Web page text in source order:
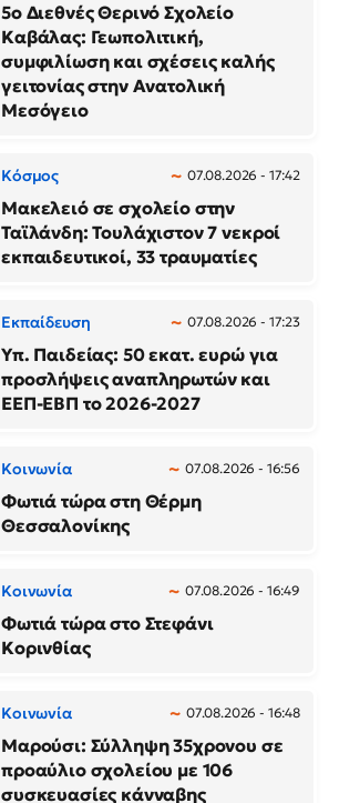
5ο Διεθνές Θερινό Σχολείο
Καβάλας: Γεωπολιτική,
συμφιλίωση και σχέσεις καλής
γειτονίας στην Ανατολική
Μεσόγειο
Κόσμος 07.08.2026 - 17:42
Μακελειό σε σχολείο στην
Ταϊλάνδη: Τουλάχιστον 7 νεκροί
εκπαιδευτικοί, 33 τραυματίες
Εκπαίδευση 07.08.2026 - 17:23
Υπ. Παιδείας: 50 εκατ. ευρώ για
προσλήψεις αναπληρωτών και
ΕΕΠ-ΕΒΠ το 2026-2027
Κοινωνία 07.08.2026 - 16:56
Φωτιά τώρα στη Θέρμη
Θεσσαλονίκης
Κοινωνία 07.08.2026 - 16:49
Φωτιά τώρα στο Στεφάνι
Κορινθίας
Κοινωνία 07.08.2026 - 16:48
Μαρούσι: Σύλληψη 35χρονου σε
προαύλιο σχολείου με 106
συσκευασίες κάνναβης